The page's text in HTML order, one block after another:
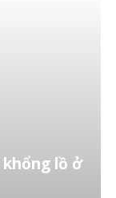
lồ ở